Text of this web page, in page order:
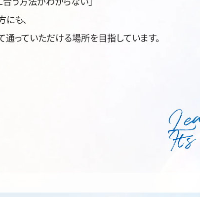
にも、
通っていただける場所を目指しています。